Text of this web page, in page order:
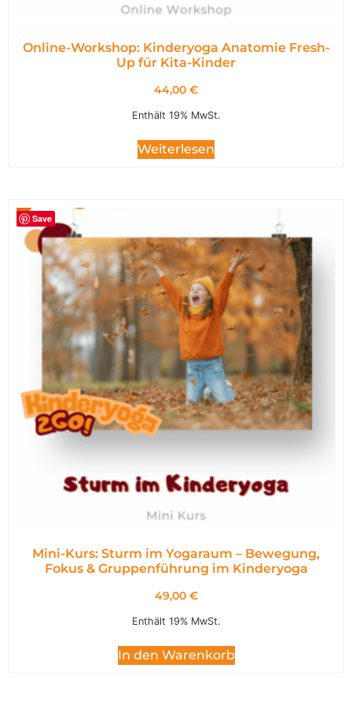
Online-Workshop: Kinderyoga Anatomie Fresh-
Up für Kita-Kinder
44,00 €
Enthält 19% MwSt.
Weiterlesen
Save
Mini-Kurs: Sturm im Yogaraum – Bewegung,
Fokus & Gruppenführung im Kinderyoga
49,00 €
Enthält 19% MwSt.
In den Warenkorb